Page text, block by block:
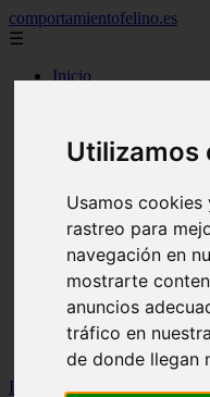
Utilizamos
Usamos
rastreo para
navegación en
mostrarte
anuncios
tráfico en
de donde llegan
comportamientofelino.es
☰
Inicio
protagonistas
acuariofilia 2
acuariofilia
articulos
canal tv
nombres para gatos
novedades
tablon de anuncios
uncategorized
zona pro
Inicio